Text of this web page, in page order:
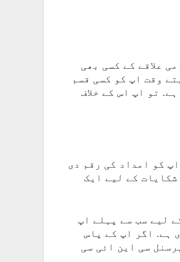
علاقے کے کسی بھی
وقت اپ کو کسی قسم
تو اپ اس کے خلاف
اپ کو امداد کی رقم دی
کے لیے ایک
لیے سب سے پہلے اپ
ہے. اگر اپ کے پاس
سی این ائی سی